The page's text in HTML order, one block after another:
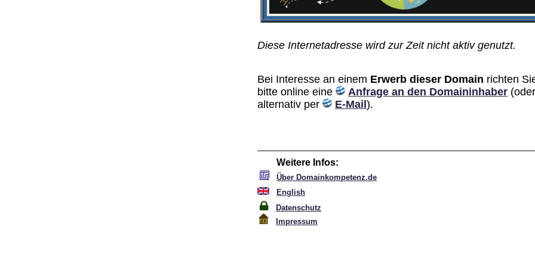
Diese Internetadresse wird zur Zeit nicht aktiv genutzt.
Bei Interesse an einem Erwerb dieser Domain richten
bitte online eine
Anfrage an den Domain­inhaber (oder
alternativ per
E-Mail ).
Weitere Infos:
Über Domainkompetenz.de
English
Datenschutz
Impressum